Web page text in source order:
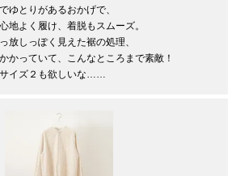
ゆとりがあるおかげで、
地よく履け、着脱もスムーズ。
放しっぽく見えた裾の処理、
かっていて、こんなところまで素敵！
イズ２も欲しいな……